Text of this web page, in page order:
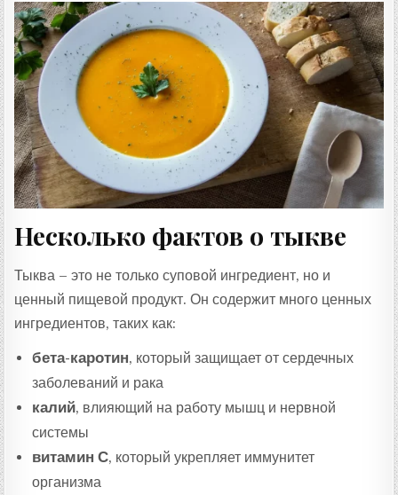
Несколько фактов о тыкве
Тыква – это не только суповой ингредиент, но и
ценный пищевой продукт. Он содержит много ценных
ингредиентов, таких как:
бета-каротин, который защищает от сердечных
заболеваний и рака
калий, влияющий на работу мышц и нервной
системы
витамин С, который укрепляет иммунитет
организма